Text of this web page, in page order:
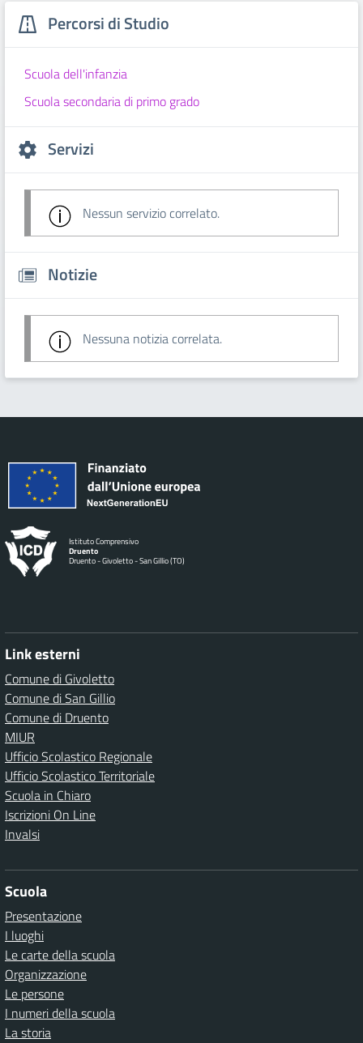
Percorsi di Studio
Scuola dell'infanzia
Scuola secondaria di primo grado
Servizi
Nessun servizio correlato.
Notizie
Nessuna notizia correlata.
Istituto Comprensivo
Druento
Druento - Givoletto - San Gillio (TO)
Link esterni
Comune di Givoletto
Comune di San Gillio
Comune di Druento
MIUR
Ufficio Scolastico Regionale
Ufficio Scolastico Territoriale
Scuola in Chiaro
Iscrizioni On Line
Invalsi
Scuola
Presentazione
I luoghi
Le carte della scuola
Organizzazione
Le persone
I numeri della scuola
La storia